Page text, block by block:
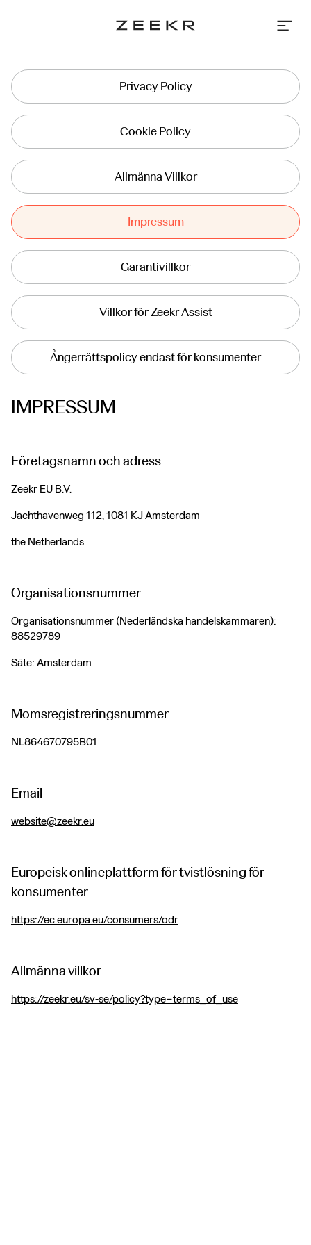
Privacy Policy
Cookie Policy
Allmänna Villkor
Impressum
Garantivillkor
Villkor för Zeekr Assist
Ångerrättspolicy endast för konsumenter
IMPRESSUM
Företagsnamn och adress
Zeekr EU B.V.
Jachthavenweg 112, 1081 KJ Amsterdam
the Netherlands
Organisationsnummer
Organisationsnummer (Nederländska handelskammaren):
88529789
Säte: Amsterdam
Momsregistreringsnummer
NL864670795B01
Email
website@zeekr.eu
Europeisk onlineplattform för tvistlösning för
konsumenter
https://ec.europa.eu/consumers/odr
Allmänna villkor
https://zeekr.eu/sv-se/policy?type=terms_of_use